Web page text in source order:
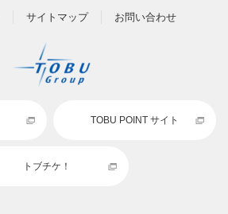
サイトマップ お問い合わせ
TOBU POINT サイト
トブチケ！